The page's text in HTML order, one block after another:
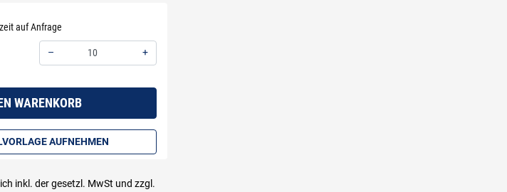
auf Anfrage
–
+
WARENKORB
AUFNEHMEN
inkl. der gesetzl. MwSt und zzgl.